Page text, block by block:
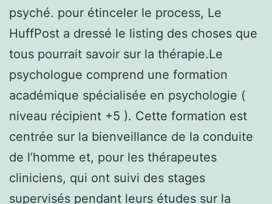
psyché. pour étinceler le process, Le
HuffPost a dressé le listing des choses que
tous pourrait savoir sur la thérapie.Le
psychologue comprend une formation
académique spécialisée en psychologie (
niveau récipient +5 ). Cette formation est
centrée sur la bienveillance de la conduite
de l’homme et, pour les thérapeutes
cliniciens, qui ont suivi des stages
supervisés pendant leurs études sur la